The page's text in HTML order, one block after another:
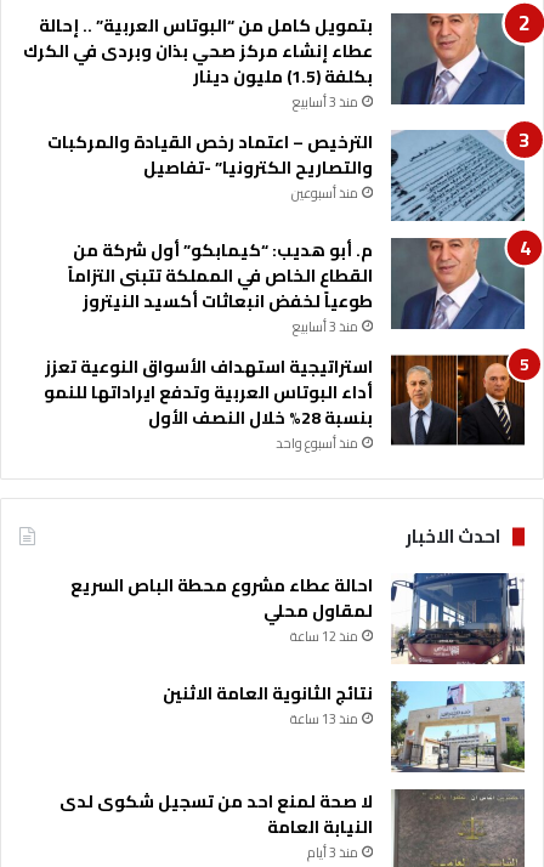
بتمويل كامل من “البوتاس العربية” .. إحالة
عطاء إنشاء مركز صحي بذان وبردى في الكرك
بكلفة (1.5) مليون دينار
منذ 3 أسابيع
الترخيص – اعتماد رخص القيادة والمركبات
والتصاريح الكترونيا” -تفاصيل
منذ أسبوعين
م. أبو هديب: “كيمابكو” أول شركة من
القطاع الخاص في المملكة تتبنى التزاماً
طوعياً لخفض انبعاثات أكسيد النيتروز
منذ 3 أسابيع
استراتيجية استهداف الأسواق النوعية تعزز
أداء البوتاس العربية وتدفع ايراداتها للنمو
بنسبة 28% خلال النصف الأول
منذ أسبوع واحد
احدث الاخبار
احالة عطاء مشروع محطة الباص السريع
لمقاول محلي
منذ 12 ساعة
نتائج الثانوية العامة الاثنين
منذ 13 ساعة
لا صحة لمنع احد من تسجيل شكوى لدى
النيابة العامة
منذ 3 أيام